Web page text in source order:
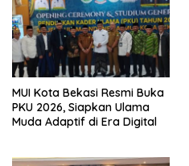
MUI Kota Bekasi Resmi Buka
PKU 2026, Siapkan Ulama
Muda Adaptif di Era Digital